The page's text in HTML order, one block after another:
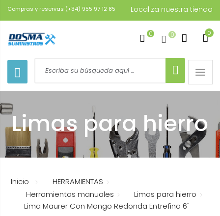
Compras y reservas (+34) 955 97 12 85 Localiza nuestra tienda
0
0 0
Toggle
Limas para hierro
Inicio
HERRAMIENTAS
Herramientas manuales
Limas para hierro
Lima Maurer Con Mango Redonda Entrefina 6"